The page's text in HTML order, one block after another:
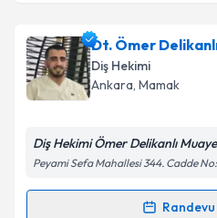
Takvim
Dt. Mustafa Güveniçin
oluşturun. Size bu
takvim hazırlandığında e-
Kişisel verilerimin
Dt. Ömer
Diş Hekimi
Ankara, Mamak
Diş Hekimi Ömer Delikanlı
Peyami Sefa Mahallesi 344. Cadde